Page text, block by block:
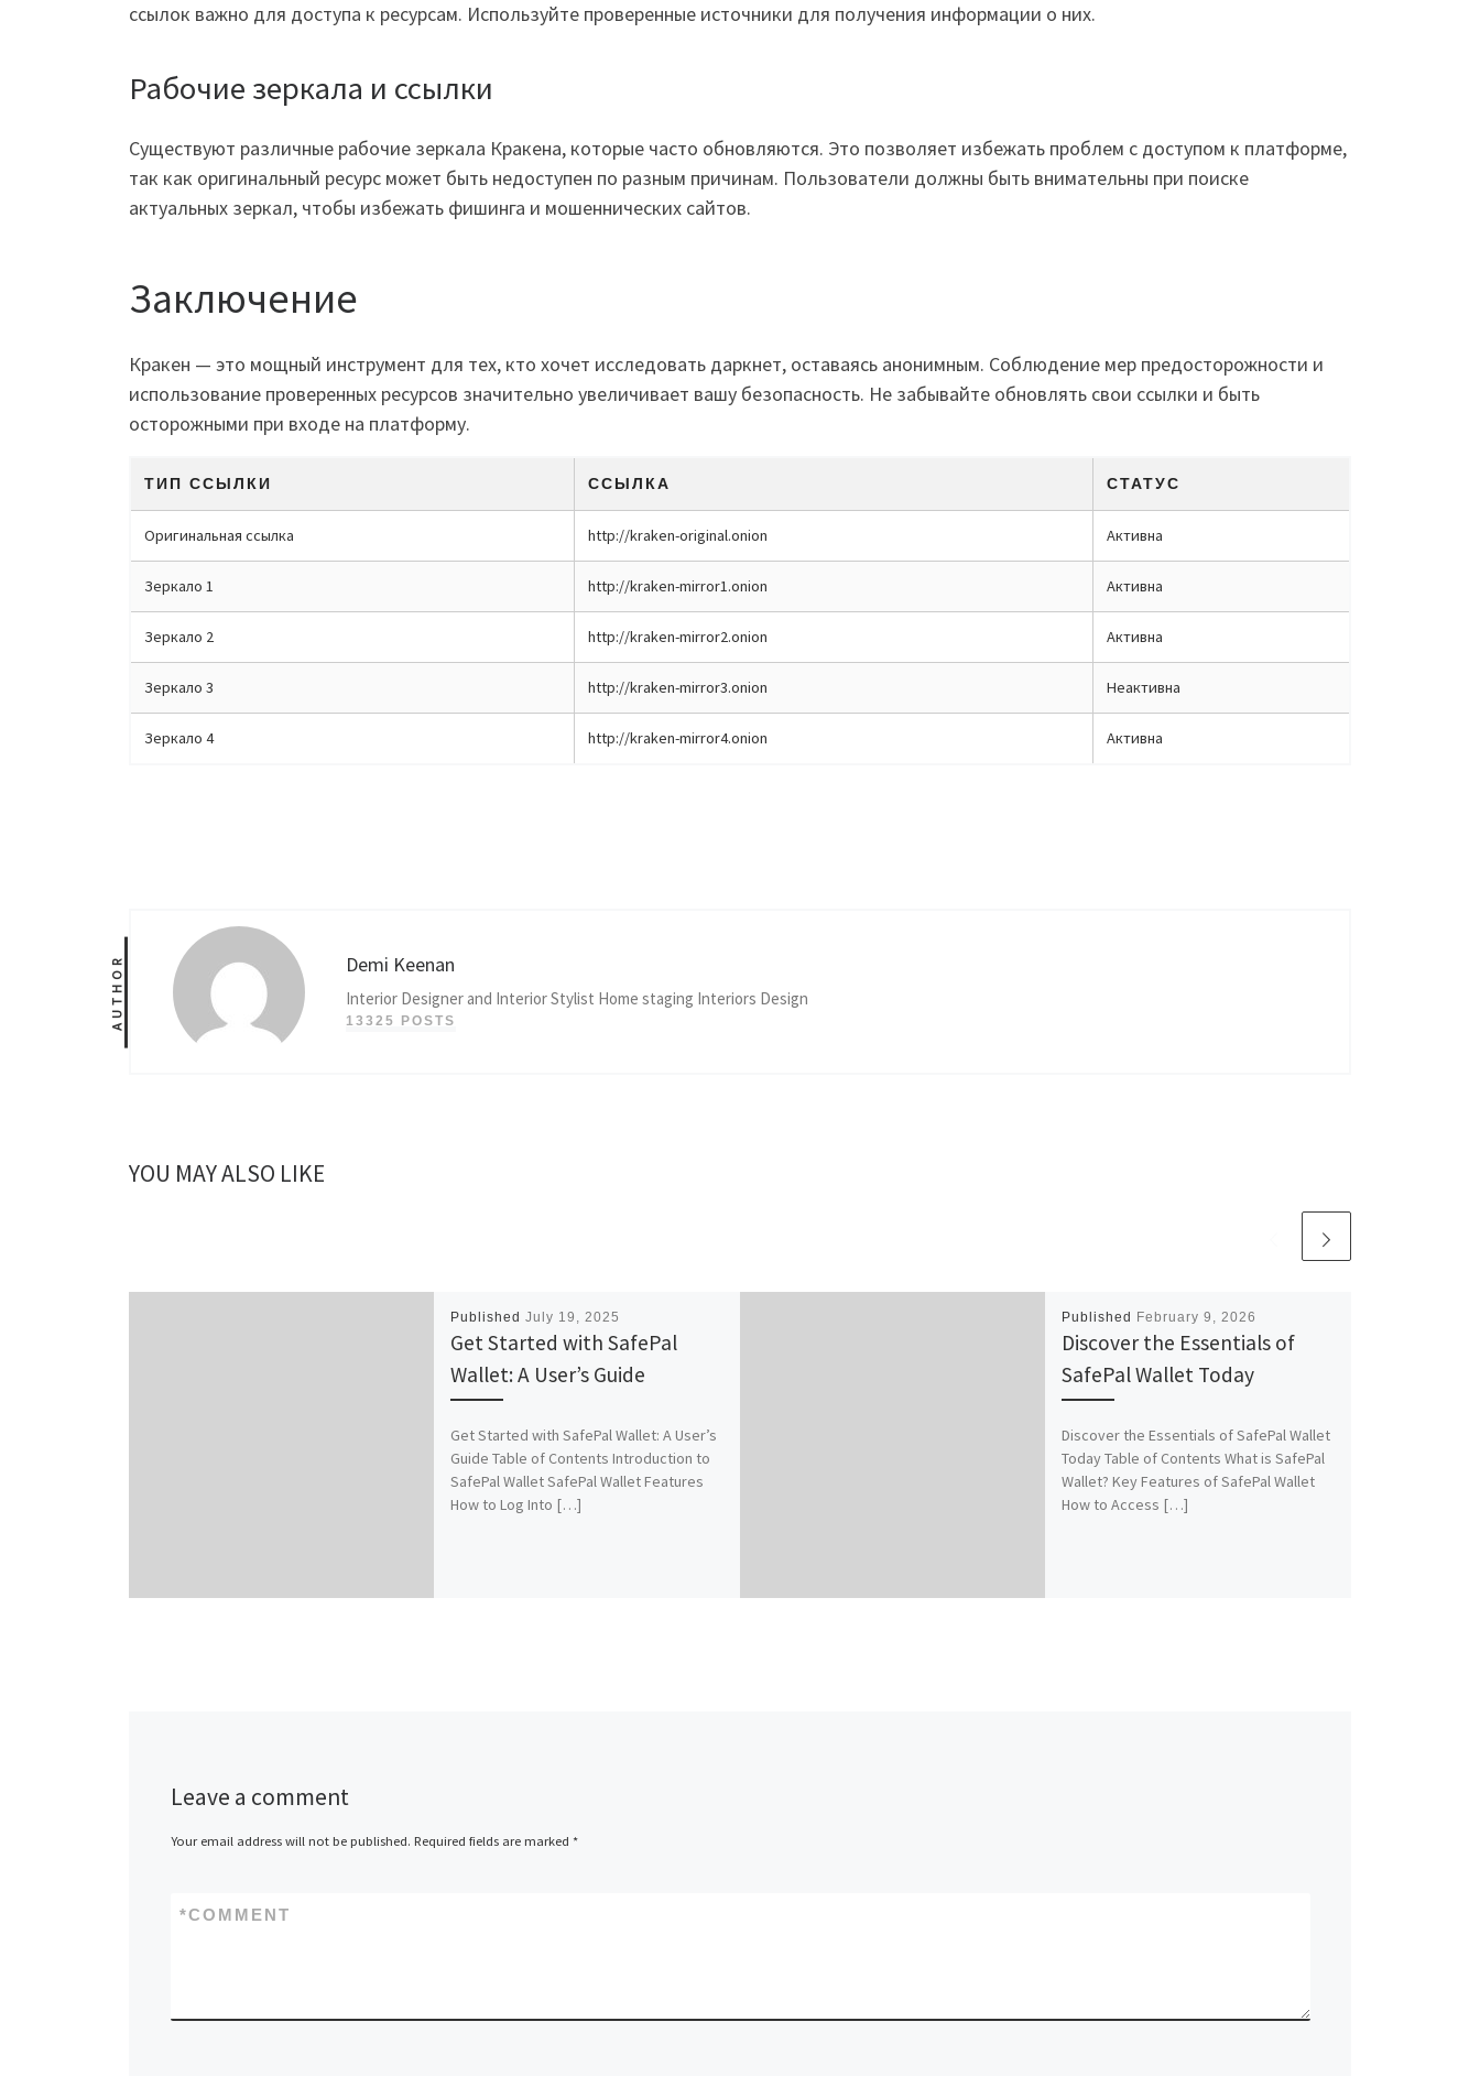
ссылок важно для доступа к ресурсам. Используйте проверенные источники для получения информации о них.
Рабочие зеркала и ссылки
Существуют различные рабочие зеркала Кракена, которые часто обновляются. Это позволяет избежать проблем с доступом к платформе,
так как оригинальный ресурс может быть недоступен по разным причинам. Пользователи должны быть внимательны при поиске
актуальных зеркал, чтобы избежать фишинга и мошеннических сайтов.
Заключение
Кракен — это мощный инструмент для тех, кто хочет исследовать даркнет, оставаясь анонимным. Соблюдение мер предосторожности и
использование проверенных ресурсов значительно увеличивает вашу безопасность. Не забывайте обновлять свои ссылки и быть
осторожными при входе на платформу.
ТИП ССЫЛКИ ССЫЛКА СТАТУС
Оригинальная ссылка http://kraken-original.onion Активна
Зеркало 1 http://kraken-mirror1.onion Активна
Зеркало 2 http://kraken-mirror2.onion Активна
Зеркало 3 http://kraken-mirror3.onion Неактивна
Зеркало 4 http://kraken-mirror4.onion Активна
AUTHOR Demi Keenan
Interior Designer and Interior Stylist Home staging Interiors Design
13325 POSTS
YOU MAY ALSO LIKE
Published July 19, 2025
Get Started with SafePal
Wallet: A User’s Guide
Get Started with SafePal Wallet: A User’s
Guide Table of Contents Introduction to
SafePal Wallet SafePal Wallet Features
How to Log Into […]
Published February 9, 2026
Discover the Essentials of
SafePal Wallet Today
Discover the Essentials of SafePal Wallet
Today Table of Contents What is SafePal
Wallet? Key Features of SafePal Wallet
How to Access […]
Leave a comment
Your email address will not be published. Required fields are marked *
COMMENT
*